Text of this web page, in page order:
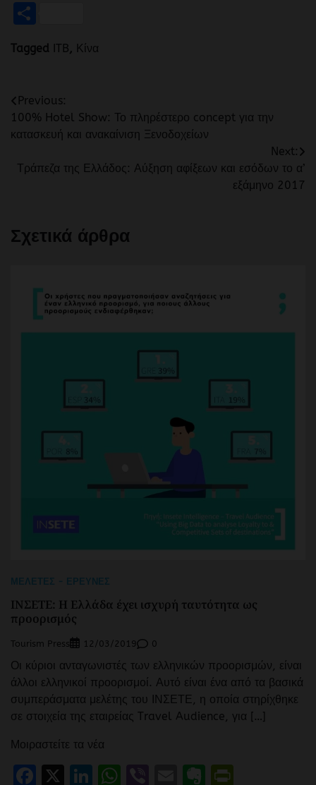
Tagged ITB, Κίνα
Πλοήγηση
άρθρων
Previous:
100% Hotel Show: Το πληρέστερο concept για την
κατασκευή και ανακαίνιση Ξενοδοχείων
Next:
Τράπεζα της Ελλάδος: Αύξηση αφίξεων και εσόδων το α’
εξάμηνο 2017
Σχετικά άρθρα
ΜΕΛΈΤΕΣ - ΈΡΕΥΝΕΣ
ΙΝΣΕΤΕ: Η Ελλάδα έχει ισχυρή ταυτότητα ως
προορισμός
Tourism Press 12/03/2019 0
Οι κύριοι ανταγωνιστές των ελληνικών προορισμών, είναι
άλλοι ελληνικοί προορισμοί. Αυτό είναι ένα από τα βασικά
συμπεράσματα μελέτης του ΙΝΣΕΤΕ, η οποία στηρίχθηκε
σε στοιχεία της εταιρείας Travel Audience, για […]
Μοιραστείτε τα νέα
Facebook
X LinkedIn
WhatsApp
ViberEmailEvernote